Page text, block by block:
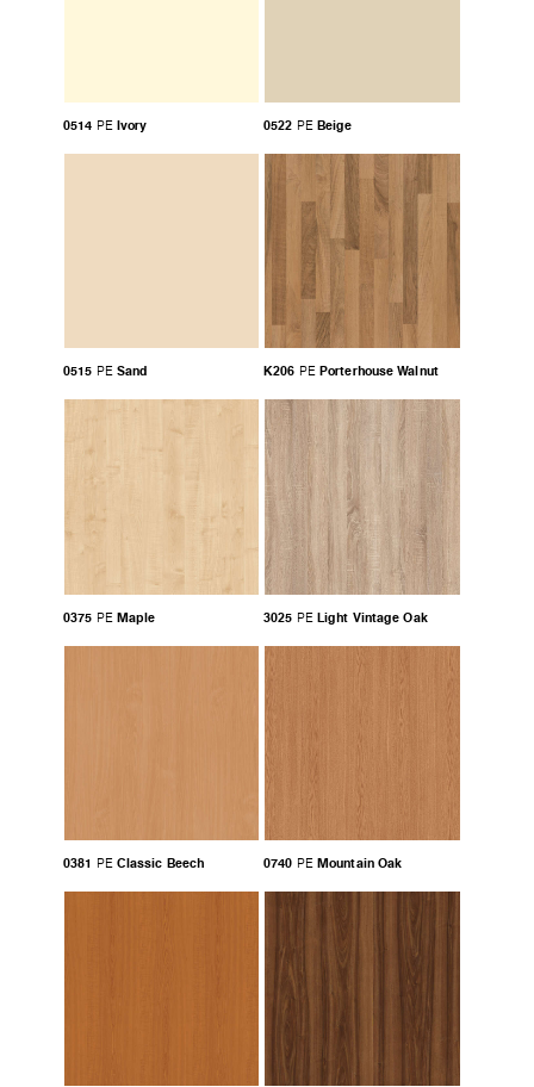
0514 PE Ivory 0522 PE Beige
0515 PE Sand K206 PE Porterhouse Walnut
0375 PE Maple 3025 PE Light Vintage Oak
0381 PE Classic Beech 0740 PE Mountain Oak